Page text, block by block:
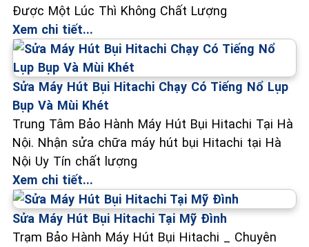
Được Một Lúc Thì Không Chất Lượng
Xem chi tiết...
Sửa Máy Hút Bụi Hitachi Chạy Có Tiếng Nổ Lụp
Bụp Và Mùi Khét
Trung Tâm Bảo Hành Máy Hút Bụi Hitachi Tại Hà
Nội. Nhận sửa chữa máy hút bụi Hitachi tại Hà
Nội Uy Tín chất lượng
Xem chi tiết...
Sửa Máy Hút Bụi Hitachi Tại Mỹ Đình
Trạm Bảo Hành Máy Hút Bụi Hitachi _ Chuyên